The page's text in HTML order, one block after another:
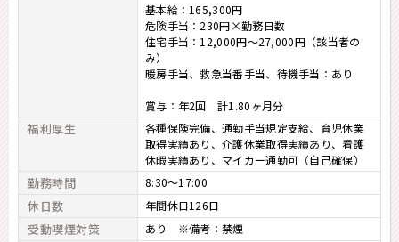
基本給：165,300円
危険手当：230円×勤務日数
住宅手当：12,000円～27,000円（該当者の
み）
暖房手当、救急当番手当、待機手当：あり
賞与：年2回 計1.80ヶ月分
福利厚生
各種保険完備、通勤手当規定支給、育児休業
取得実績あり、介護休業取得実績あり、看護
休暇実績あり、マイカー通勤可（自己確保）
勤務時間 8:30～17:00
休日数 年間休日126日
受動喫煙対策 あり ※備考：禁煙